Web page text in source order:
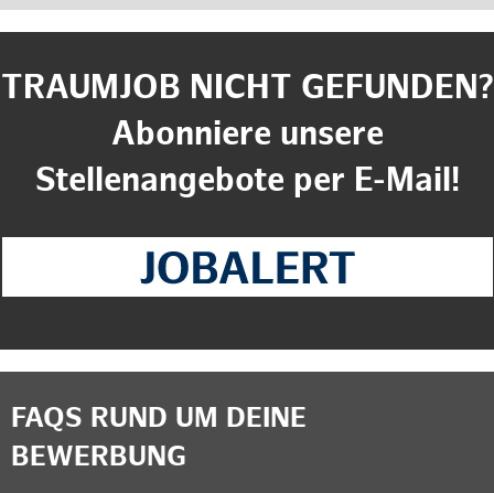
TRAUMJOB NICHT GEFUNDEN?
Abonniere unsere
Stellenangebote per E-Mail!
FAQS RUND UM DEINE
BEWERBUNG